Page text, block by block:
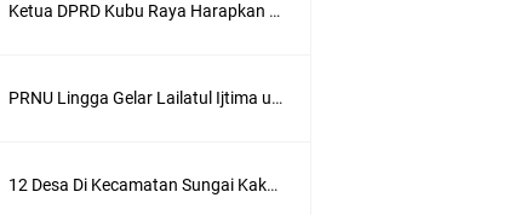
Ketua DPRD Kubu Raya Harapkan Kegiatan MTQ Jadi Pondasi Pengembangan SDM Di Kubu Raya
PRNU Lingga Gelar Lailatul Ijtima untuk Perkuat Ukhuwah dan Syiar Keagamaan
12 Desa Di Kecamatan Sungai Kakap Terima Program Bedah Rumah Aspirasi Syarief Abdullah